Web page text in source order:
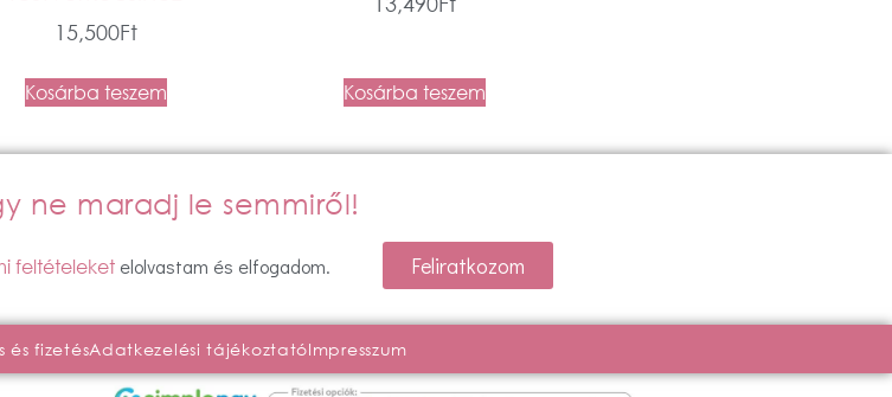
15,500Ft
Kosárba teszem Kosárba teszem
ne maradj le semmiről!
feltételeket elolvastam és elfogadom. Feliratkozom
és fizetésAdatkezelési tájékoztatóImpresszum